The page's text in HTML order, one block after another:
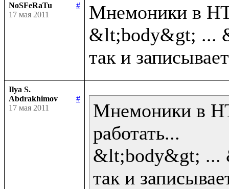
NoSFeRaTu
#
17 мая 2011
Мнемоники в
&lt;body&gt; ...
Ilya S.
Abdrakhimov
#
17 мая 2011
Мнемоники в
работать...
&lt;body&gt; ...
так и